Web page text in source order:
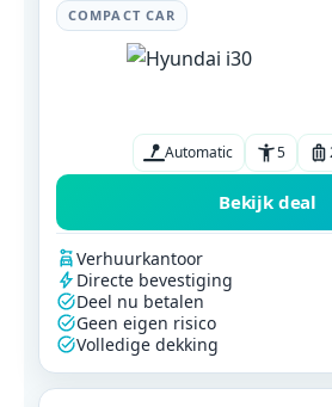
COMPACT CAR
Automatic 5
Bekijk deal
Verhuurkantoor
Directe bevestiging
Deel nu betalen
Geen eigen risico
Volledige dekking